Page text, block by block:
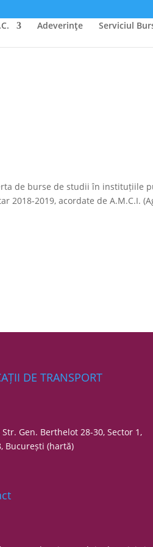
Adeverinţe Serviciul
de burse de studii în instituțiile
2019, acordate de A.M.C.I.
DE TRANSPORT
Str. Gen. Berthelot 28-30, Sector 1,
București (hartă)